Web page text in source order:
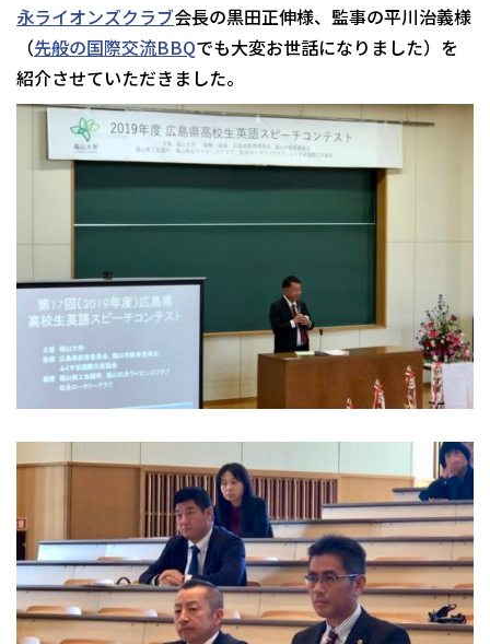
永ライオンズクラブ会長の黒田正伸様、監事の平川治義様
（先般の国際交流BBQでも大変お世話になりました）を
紹介させていただきました。